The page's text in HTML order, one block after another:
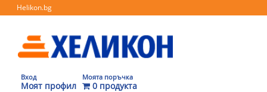
Helikon.bg
Вход
Моят профил
Моята поръчка
0 продукта